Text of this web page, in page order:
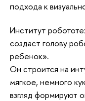
подхода к
Институт
создаст голову
ребенок».
Он строится на
мягкое, немного
взгляд формируют